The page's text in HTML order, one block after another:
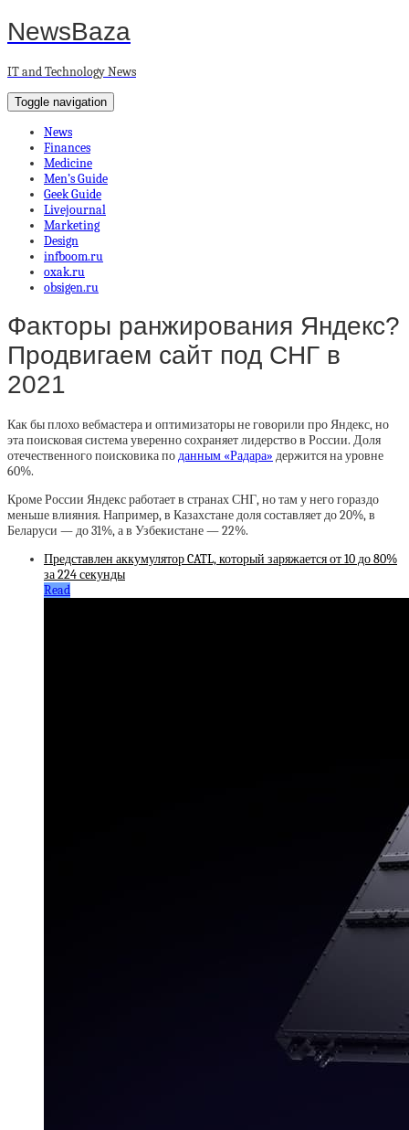
NewsBaza
IT and Technology News
Toggle navigation
News
Finances
Medicine
Men’s Guide
Geek Guide
Livejournal
Marketing
Design
infboom.ru
oxak.ru
obsigen.ru
Факторы ранжирования Яндекс?
Продвигаем сайт под СНГ в
2021
Как бы плохо вебмастера и оптимизаторы не говорили про Яндекс, но
эта поисковая система уверенно сохраняет лидерство в России. Доля
отечественного поисковика поданным «Радара» держится на уровне
60%.
Кроме России Яндекс работает в странах СНГ, но там у него гораздо
меньше влияния. Например, в Казахстане доля составляет до 20%, в
Беларуси — до 31%, а в Узбекистане — 22%.
Представлен аккумулятор CATL, который заряжается от 10 до 80%
за 224 секунды
Read